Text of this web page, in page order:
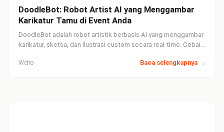
DoodleBot: Robot Artist AI yang Menggambar
Karikatur Tamu di Event Anda
DoodleBot adalah robot artistik berbasis AI yang menggambar
karikatur, sketsa, dan ilustrasi custom secara real-time. Cobain
terlupakan.
Wefio Baca selengkapnya →